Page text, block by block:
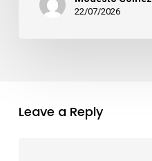
22/07/2026
Leave a Reply